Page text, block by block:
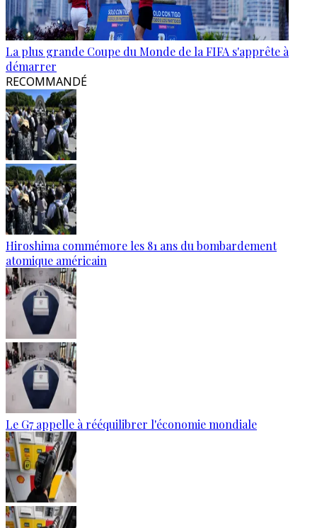
La plus grande Coupe du Monde de la FIFA s'apprête à
démarrer
RECOMMANDÉ
Hiroshima commémore les 81 ans du bombardement
atomique américain
Le G7 appelle à rééquilibrer l'économie mondiale